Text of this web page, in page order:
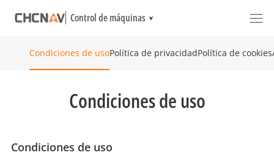
Control de máquinas
Condiciones de usoPolítica de privacidadPolítica de cookies
Condiciones de uso
Condiciones de uso